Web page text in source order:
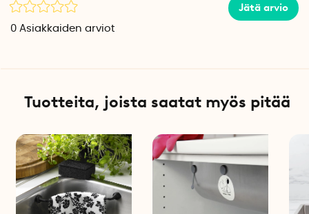
Sopii yhteen tuotteiden kanssa
Magneettinen tiskirätinpidike
Jätä arvio
0 Asiakkaiden arviot
Tuotteita, joista saatat myös pitää